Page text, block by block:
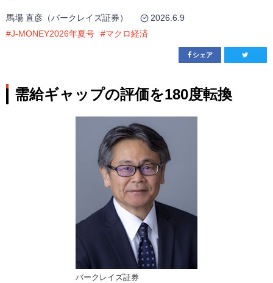
馬場 直彦（バークレイズ証券）
2026.6.9
#J-MONEY2026年夏号 #マクロ経済
シェア
需給ギャップの評価を180度転換
バークレイズ証券